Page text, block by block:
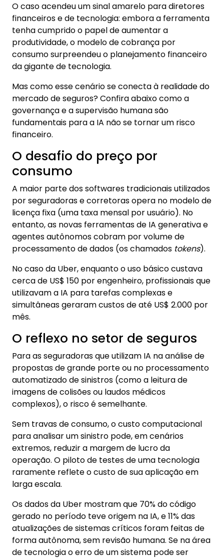
O caso acendeu um sinal amarelo para diretores
financeiros e de tecnologia: embora a ferramenta
tenha cumprido o papel de aumentar a
produtividade, o modelo de cobrança por
consumo surpreendeu o planejamento financeiro
da gigante de tecnologia.
Mas como esse cenário se conecta à realidade do
mercado de seguros? Confira abaixo como a
governança e a supervisão humana são
fundamentais para a IA não se tornar um risco
financeiro.
O desafio do preço por
consumo
A maior parte dos softwares tradicionais utilizados
por seguradoras e corretoras opera no modelo de
licença fixa (uma taxa mensal por usuário). No
entanto, as novas ferramentas de IA generativa e
agentes autônomos cobram por volume de
processamento de dados (os chamados tokens).
No caso da Uber, enquanto o uso básico custava
cerca de US$ 150 por engenheiro, profissionais que
utilizavam a IA para tarefas complexas e
simultâneas geraram custos de até US$ 2.000 por
mês.
O reflexo no setor de seguros
Para as seguradoras que utilizam IA na análise de
propostas de grande porte ou no processamento
automatizado de sinistros (como a leitura de
imagens de colisões ou laudos médicos
complexos), o risco é semelhante.
Sem travas de consumo, o custo computacional
para analisar um sinistro pode, em cenários
extremos, reduzir a margem de lucro da
operação. O piloto de testes de uma tecnologia
raramente reflete o custo de sua aplicação em
larga escala.
Os dados da Uber mostram que 70% do código
gerado no período teve origem na IA, e 11% das
atualizações de sistemas críticos foram feitas de
forma autônoma, sem revisão humana. Se na área
de tecnologia o erro de um sistema pode ser